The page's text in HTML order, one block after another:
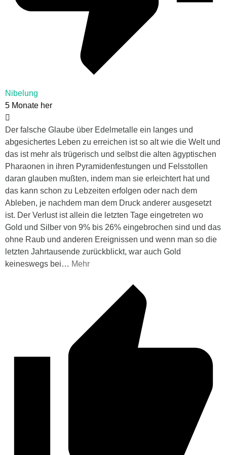
Nibelung
5 Monate her
Der falsche Glaube über Edelmetalle ein langes und
abgesichertes Leben zu erreichen ist so alt wie die Welt und
das ist mehr als trügerisch und selbst die alten ägyptischen
Pharaonen in ihren Pyramidenfestungen und Felsstollen
daran glauben mußten, indem man sie erleichtert hat und
das kann schon zu Lebzeiten erfolgen oder nach dem
Ableben, je nachdem man dem Druck anderer ausgesetzt
ist. Der Verlust ist allein die letzten Tage eingetreten wo
Gold und Silber von 9% bis 26% eingebrochen sind und das
ohne Raub und anderen Ereignissen und wenn man so die
letzten Jahrtausende zurückblickt, war auch Gold
keineswegs bei… Mehr